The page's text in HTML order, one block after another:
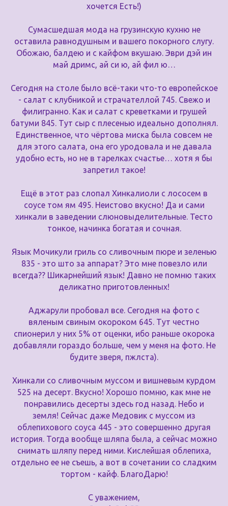
хочется Есть!)
Сумасшедшая мода на грузинскую кухню не
оставила равнодушным и вашего покорного слугу.
Обожаю, балдею и с кайфом вкушаю. Эври дэй ин
май дримс, ай си ю, ай фил ю…
Сегодня на столе было всё-таки что-то европейское
- салат с клубникой и страчателлой 745. Свежо и
филигранно. Как и салат с креветками и грушей
батуми 845. Тут сыр с плесенью идеально дополнял.
Единственное, что чёртова миска была совсем не
для этого салата, она его уродовала и не давала
удобно есть, но не в тарелках счастье… хотя я бы
запретил такое!
Ещё в этот раз слопал Хинкалиоли с лососем в
соусе том ям 495. Неистово вкусно! Да и сами
хинкали в заведении слюновыделительные. Тесто
тонкое, начинка богатая и сочная.
Язык Мочикули гриль со сливочным пюре и зеленью
835 - это што за аппарат? Это мне повезло или
всегда?? Шикарнейший язык! Давно не помню таких
деликатно приготовленных!
Аджарули пробовал все. Сегодня на фото с
вяленым свиным окороком 645. Тут честно
спионерил у них 5% от оценки, ибо раньше окорока
добавляли гораздо больше, чем у меня на фото. Не
будите зверя, пжлста).
Хинкали со сливочным муссом и вишневым курдом
525 на десерт. Вкусно! Хорошо помню, как мне не
понравились десерты здесь год назад. Небо и
земля! Сейчас даже Медовик с муссом из
облепихового соуса 445 - это совершенно другая
история. Тогда вообще шляпа была, а сейчас можно
снимать шляпу перед ними. Кислейшая облепиха,
отдельно ее не съешь, а вот в сочетании со сладким
тортом - кайф. БлагоДарю!
С уважением,